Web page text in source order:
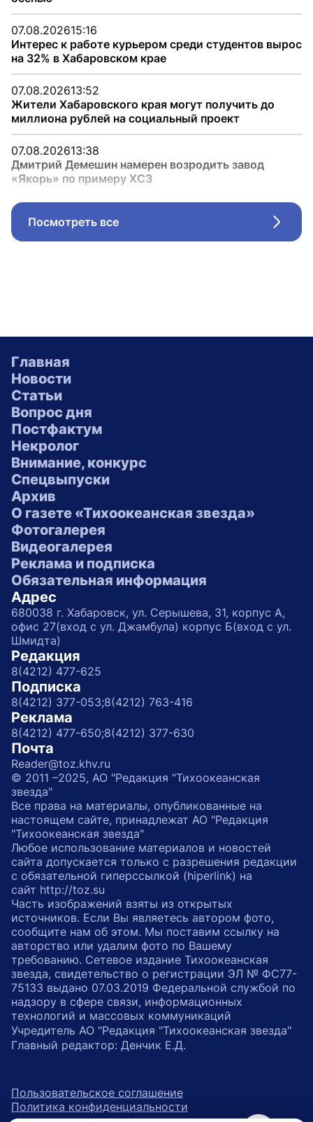
07.08.202615:16
Интерес к работе курьером среди студентов вырос
на 32% в Хабаровском крае
07.08.202613:52
Жители Хабаровского края могут получить до
миллиона рублей на социальный проект
07.08.202613:38
Дмитрий Демешин намерен возродить завод
«Якорь» по примеру ХСЗ
Посмотреть все
Главная
Новости
Статьи
Вопрос дня
Постфактум
Некролог
Внимание, конкурс
Спецвыпуски
Архив
О газете «Тихоокеанская звезда»
Фотогалерея
Видеогалерея
Реклама и подписка
Обязательная информация
Адрес
680038 г. Хабаровск, ул. Серышева, 31, корпус А,
офис 27(вход с ул. Джамбула) корпус Б(вход с ул.
Шмидта)
Редакция
8(4212) 477-625
Подписка
8(4212) 377-053;8(4212) 763-416
Реклама
8(4212) 477-650;8(4212) 377-630
Почта
Reader@toz.khv.ru
© 2011 –2025, АО "Редакция "Тихоокеанская
звезда"
Все права на материалы, опубликованные на
настоящем сайте, принадлежат АО "Редакция
"Тихоокеанская звезда"
Любое использование материалов и новостей
сайта допускается только с разрешения редакции
с обязательной гиперссылкой (hiperlink) на
сайт http://toz.su
Часть изображений взяты из открытых
источников. Если Вы являетесь автором фото,
сообщите нам об этом. Мы поставим ссылку на
авторство или удалим фото по Вашему
требованию. Сетевое издание Тихоокеанская
звезда, свидетельство о регистрации ЭЛ № ФС77-
75133 выдано 07.03.2019 Федеральной службой по
надзору в сфере связи, информационных
технологий и массовых коммуникаций
Учредитель АО "Редакция "Тихоокеанская звезда"
Главный редактор: Денчик Е.Д.
Пользовательское соглашение
Политика конфиденциальности